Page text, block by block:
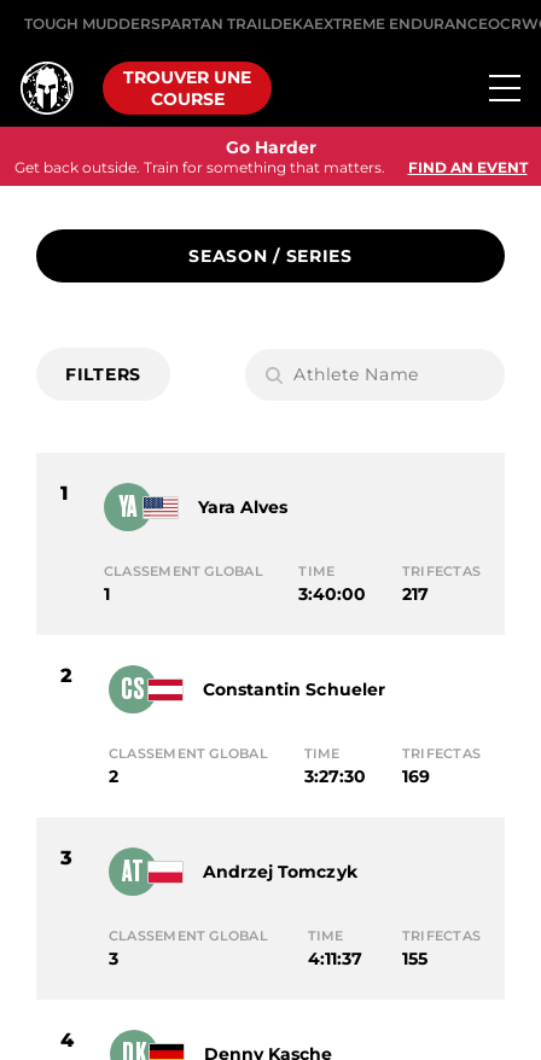
TOUGH MUDDERSPARTAN TRAILDEKAEXTREME ENDURANCE
TROUVER UNE
COURSE
Go Harder
Get back outside. Train for something that matters. FIND AN EVENT
SEASON / SERIES
FILTERS
1 YA Yara Alves
CLASSEMENT GLOBAL
1
TIME
3:40:00
TRIFECTAS
217
2 CS Constantin Schueler
CLASSEMENT GLOBAL
2
TIME
3:27:30
TRIFECTAS
169
3 AT Andrzej Tomczyk
CLASSEMENT GLOBAL
3
TIME
4:11:37
TRIFECTAS
155
4 DK Denny Kasche